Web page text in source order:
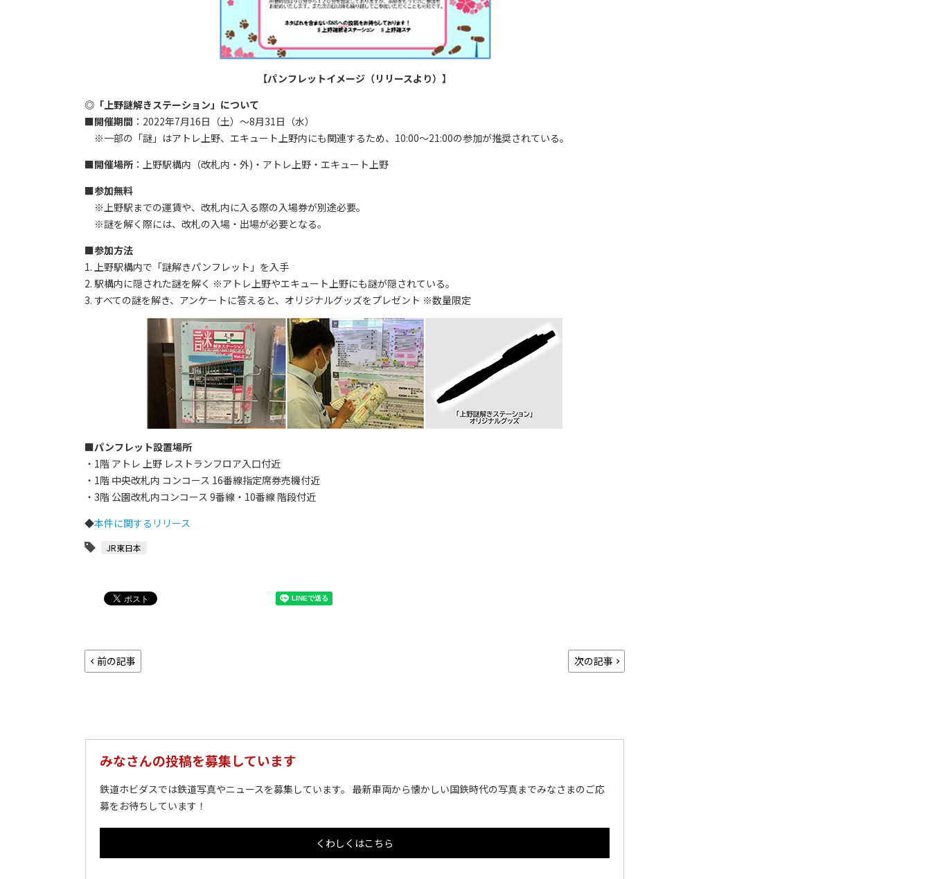
【パンフレットイメージ（リリースより）】
◎「上野謎解きステーション」について
■開催期間 ：2022年7月16日（土）～8月31日（水）
※一部の「謎」はアトレ上野、エキュート上野内にも関連するため、10:00～21:00の参加が推奨されている。
■開催場所 ：上野駅構内（改札内・外)・アトレ上野・エキュート上野
■参加無料
※上野駅までの運賃や、改札内に入る際の入場券が別途必要。
※謎を解く際には、改札の入場・出場が必要となる。
■参加方法
1. 上野駅構内で「謎解きパンフレット」を入手
2. 駅構内に隠された謎を解く ※アトレ上野やエキュート上野にも謎が隠されている。
3. すべての謎を解き、アンケートに答えると、オリジナルグッズをプレゼント ※数量限定
■パンフレット設置場所
・1階 アトレ 上野 レストランフロア入口付近
・1階 中央改札内 コンコース 16番線指定席券売機付近
・3階 公園改札内コンコース 9番線・10番線 階段付近
◆本件に関するリリース
JR東日本
前の記事 次の記事
みなさんの投稿を募集しています
鉄道ホビダスでは鉄道写真やニュースを募集しています。 最新車両から懐かしい国鉄時代の写真までみなさまのご応
募をお待ちしています！
くわしくはこちら